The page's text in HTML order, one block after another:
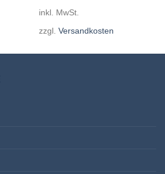
inkl. MwSt.
zzgl. Versandkosten